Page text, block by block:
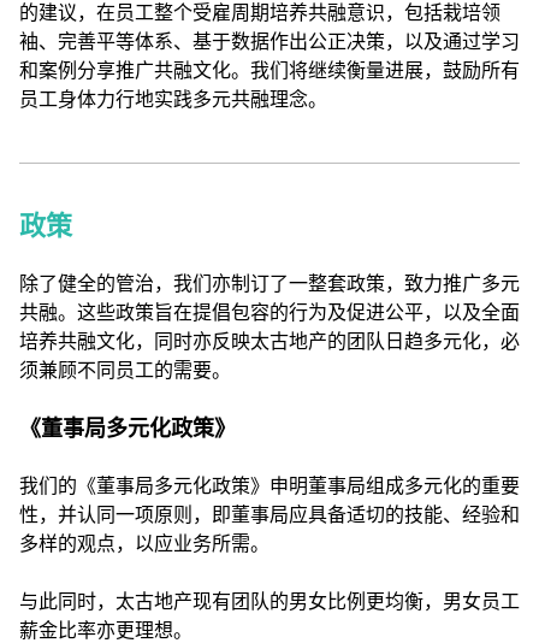
的建议，在员工整个受雇周期培养共融意识，包括栽培领
袖、完善平等体系、基于数据作出公正决策，以及通过学习
和案例分享推广共融文化。我们将继续衡量进展，鼓励所有
员工身体力行地实践多元共融理念。
政策
除了健全的管治，我们亦制订了一整套政策，致力推广多元
共融。这些政策旨在提倡包容的行为及促进公平，以及全面
培养共融文化，同时亦反映太古地产的团队日趋多元化，必
须兼顾不同员工的需要。
《董事局多元化政策》
我们的《董事局多元化政策》申明董事局组成多元化的重要
性，并认同一项原则，即董事局应具备适切的技能、经验和
多样的观点，以应业务所需。
与此同时，太古地产现有团队的男女比例更均衡，男女员工
薪金比率亦更理想。